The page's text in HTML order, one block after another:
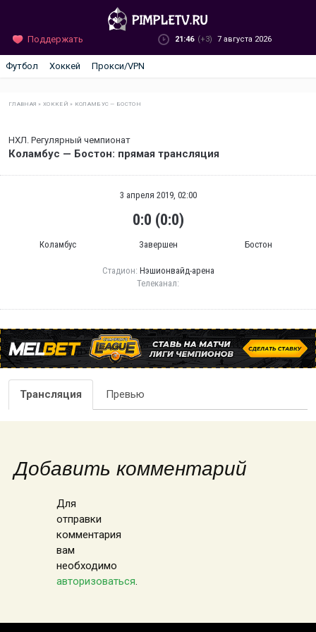
Поддержать 21:46 (+3) 7 августа 2026
Футбол Хоккей Прокси/VPN
ГЛАВНАЯ »ХОККЕЙ » КОЛАМБУС — БОСТОН
НХЛ. Регулярный чемпионат
Коламбус — Бостон: прямая трансляция
Коламбус
3 апреля 2019, 02:00
0:0 (0:0)
Завершен Бостон
Стадион: Нэшионвайд-арена
Телеканал:
Трансляция Превью
Добавить комментарий
Для
отправки
комментария
вам
необходимо
авторизоваться.